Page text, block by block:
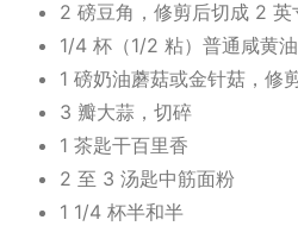
2 磅豆角，修剪后切成 2 英
1/4 杯（1/2 粘）普通咸黄油
1 磅奶油蘑菇或金针菇，修
3 瓣大蒜，切碎
1 茶匙干百里香
2 至 3 汤匙中筋面粉
1 1/4 杯半和半